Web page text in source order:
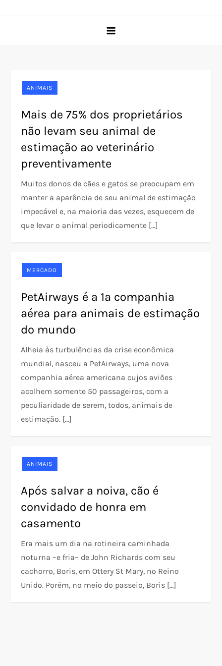
ANIMAIS
Mais de 75% dos proprietários
não levam seu animal de
estimação ao veterinário
preventivamente
Muitos donos de cães e gatos se preocupam em
manter a aparência de seu animal de estimação
impecável e, na maioria das vezes, esquecem de
que levar o animal periodicamente […]
MERCADO
PetAirways é a 1ª companhia
aérea para animais de estimação
do mundo
Alheia às turbulências da crise econômica
mundial, nasceu a PetAirways, uma nova
companhia aérea americana cujos aviões
acolhem somente 50 passageiros, com a
peculiaridade de serem, todos, animais de
estimação. […]
ANIMAIS
Após salvar a noiva, cão é
convidado de honra em
casamento
Era mais um dia na rotineira caminhada
noturna –e fria– de John Richards com seu
cachorro, Boris, em Ottery St Mary, no Reino
Unido. Porém, no meio do passeio, Boris […]